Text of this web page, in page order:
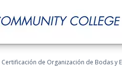
de Organización de Bodas y